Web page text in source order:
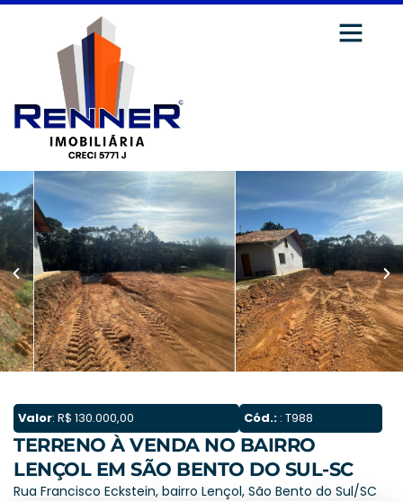
Valor: R$ 130.000,00 Cód.: : T988
TERRENO À VENDA NO BAIRRO
LENÇOL EM SÃO BENTO DO SUL-SC
Rua Francisco Eckstein, bairro Lençol, São Bento do Sul/SC